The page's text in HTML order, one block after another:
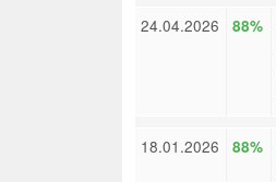
24.04.2026 88%
18.01.2026 88%